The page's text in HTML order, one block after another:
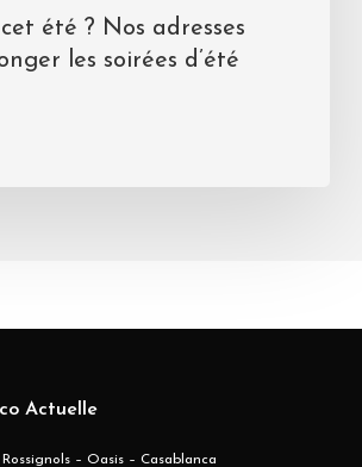
été ? Nos adresses
les soirées d’été
Actuelle
Rossignols – Oasis – Casablanca